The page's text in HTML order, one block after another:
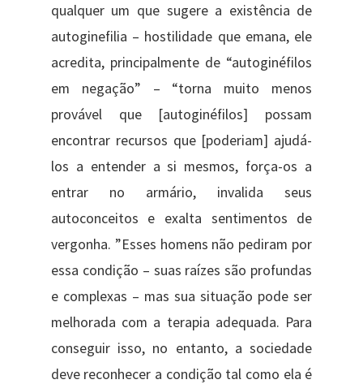
qualquer um que sugere a existência de
autoginefilia – hostilidade que emana, ele
acredita, principalmente de “autoginéfilos
em negação” – “torna muito menos
provável que [autoginéfilos] possam
encontrar recursos que [poderiam] ajudá-
los a entender a si mesmos, força-os a
entrar no armário, invalida seus
autoconceitos e exalta sentimentos de
vergonha. ”Esses homens não pediram por
essa condição – suas raízes são profundas
e complexas – mas sua situação pode ser
melhorada com a terapia adequada. Para
conseguir isso, no entanto, a sociedade
deve reconhecer a condição tal como ela é